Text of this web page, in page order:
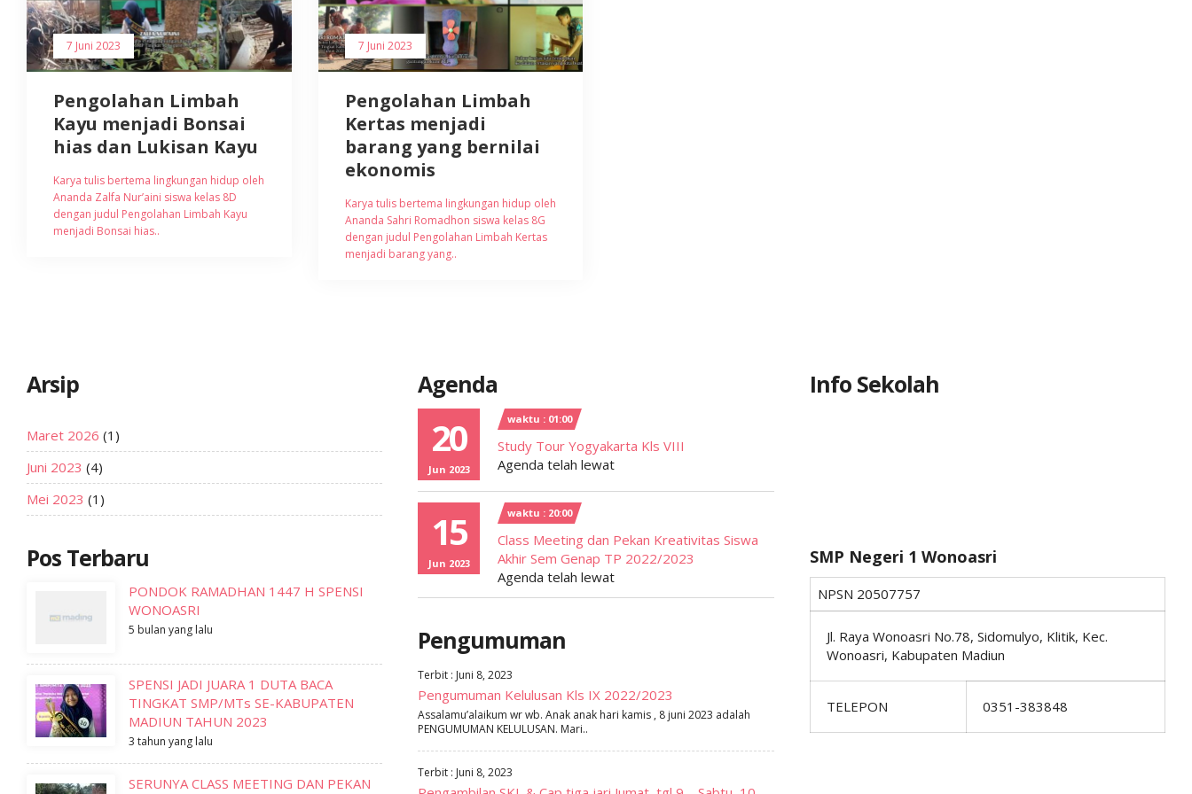
7 Juni 2023
Pengolahan Limbah
Kayu menjadi Bonsai
hias dan Lukisan Kayu
Karya tulis bertema lingkungan hidup oleh
Ananda Zalfa Nur’aini siswa kelas 8D
dengan judul Pengolahan Limbah Kayu
menjadi Bonsai hias..
7 Juni 2023
Pengolahan Limbah
Kertas menjadi
barang yang bernilai
ekonomis
Karya tulis bertema lingkungan hidup oleh
Ananda Sahri Romadhon siswa kelas 8G
dengan judul Pengolahan Limbah Kertas
menjadi barang yang..
Arsip
Maret 2026 (1)
Juni 2023 (4)
Mei 2023 (1)
Pos Terbaru
PONDOK RAMADHAN 1447 H SPENSI
WONOASRI
5 bulan yang lalu
SPENSI JADI JUARA 1 DUTA BACA
TINGKAT SMP/MTs SE-KABUPATEN
MADIUN TAHUN 2023
3 tahun yang lalu
SERUNYA CLASS MEETING DAN PEKAN
Agenda
20
Jun 2023
waktu : 01:00
Study Tour Yogyakarta Kls VIII
Agenda telah lewat
15
Jun 2023
waktu : 20:00
Class Meeting dan Pekan Kreativitas Siswa
Akhir Sem Genap TP 2022/2023
Agenda telah lewat
Pengumuman
Terbit : Juni 8, 2023
Pengumuman Kelulusan Kls IX 2022/2023
Assalamu’alaikum wr wb. Anak anak hari kamis , 8 juni 2023 adalah
PENGUMUMAN KELULUSAN. Mari..
Terbit : Juni 8, 2023
Info Sekolah
SMP Negeri 1 Wonoasri
NPSN 20507757
Jl. Raya Wonoasri No.78, Sidomulyo, Klitik, Kec.
Wonoasri, Kabupaten Madiun
TELEPON 0351-383848